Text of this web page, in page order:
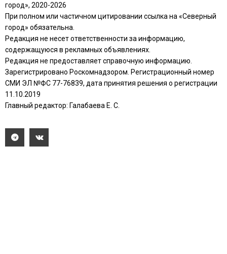
город», 2020-2026
При полном или частичном цитировании ссылка на «Северный
город» обязательна.
Редакция не несет ответственности за информацию,
содержащуюся в рекламных объявлениях.
Редакция не предоставляет справочную информацию.
Зарегистрировано Роскомнадзором. Регистрационный номер
СМИ ЭЛ №ФС 77-76839, дата принятия решения о регистрации
11.10.2019
Главный редактор: Галабаева Е. С.